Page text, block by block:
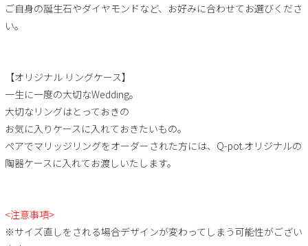
ご自身の誕生石やダイヤモンドなど、お好みに合わせてお選びくださ
い。
【オリジナル リングケース】
一生に一度の大切なWedding。
大切なリングはとっておきの
お気に入りケースに入れておきたいもの。
ペアでマリッジリングをオーダーされた方には、Q-pot.オリジナルの
陶器ケースに入れてお渡しいたします。
<注意事項>
※サイズ直しをされる場合デザインが変わってしまう可能性がござい